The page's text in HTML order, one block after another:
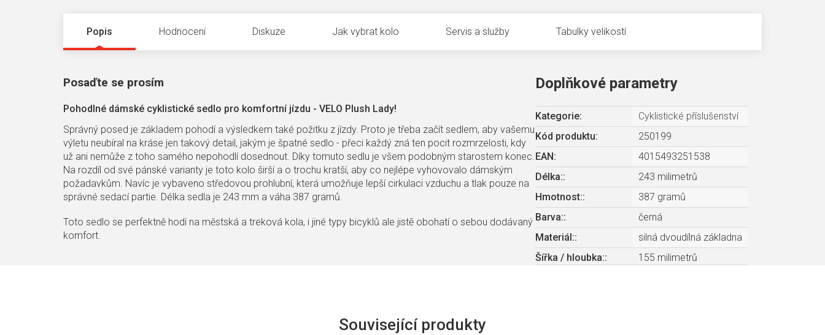
Související produkty
Popis Hodnocení Diskuze Jak vybrat kolo Servis a služby Tabulky velikostí
Posaďte se prosím
Pohodlné dámské cyklistické sedlo pro komfortní jízdu - VELO Plush Lady!
Správný posed je základem pohodí a výsledkem také požitku z jízdy. Proto je třeba začít sedlem, aby vašemu
výletu neubíral na kráse jen takový detail, jakým je špatné sedlo - přeci každý zná ten pocit rozmrzelosti, kdy
už ani nemůže z toho samého nepohodlí dosednout. Díky tomuto sedlu je všem podobným starostem konec.
Na rozdíl od své pánské varianty je toto kolo širší a o trochu kratší, aby co nejlépe vyhovovalo dámským
požadavkům. Navíc je vybaveno středovou prohlubní, která umožňuje lepší cirkulaci vzduchu a tlak pouze na
správné sedací partie. Délka sedla je 243 mm a váha 387 gramů.
Toto sedlo se perfektně hodí na městská a treková kola, i jiné typy bicyklů ale jistě obohatí o sebou dodávaný
komfort.
Doplňkové parametry
Kategorie:
Cyklistické příslušenství
Kód produktu:
250199
EAN :
4015493251538
Délka::
243 milimetrů
Hmotnost::
387 gramů
Barva::
černá
Materiál::
silná dvoudílná základna
Šířka / hloubka:: 155 milimetrů